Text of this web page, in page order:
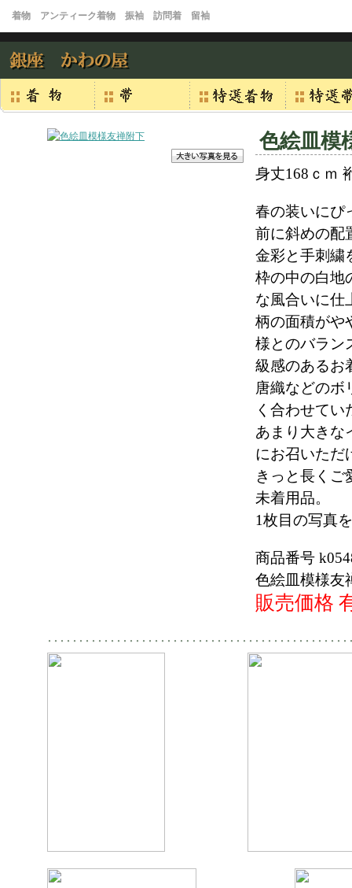
着物 アンティーク着物 振袖 訪問着 留袖
色絵皿模
身丈168ｃｍ
春の装いにぴ
前に斜めの配
金彩と手刺繍
枠の中の白地
な風合いに仕
柄の面積がや
様とのバラン
級感のあるお
唐織などのボ
く合わせてい
あまり大きな
にお召いただ
きっと長くご
未着用品。
1枚目の写真
商品番号
色絵皿模様友
販売価格